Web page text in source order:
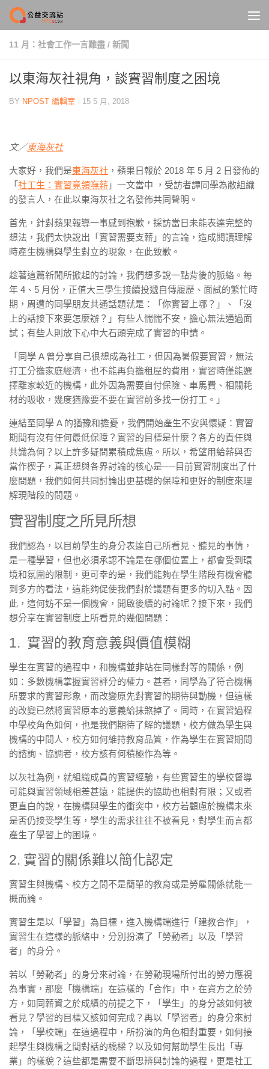
Skip to content
11 月：社會工作一言難盡 / 新聞
以東海灰社視角，談實習制度之困境
BY NPOST 編輯室 · 15 5 月, 2018
文／東海灰社
大家好，我們是東海灰社 ，蘋果日報於 2018 年 5 月 2 日發佈的
「 社工生：實習竟領嘸薪 」一文當中 ，受訪者譚同學為敝組織
的發言人，在此以東海灰社之名發佈共同聲明。
首先，針對蘋果報導一事感到抱歉，採訪當日未能表達完整的
想法，我們太快說出「實習需要支薪」的言論，造成閱讀理解
時產生機構與學生對立的現象，在此致歉。
趁著這篇新聞所掀起的討論，我們想多說一點背後的脈絡。每
年 4、5 月份，正值大三學生接續投遞自傳履歷、面試的繁忙時
期，周遭的同學朋友共通話題就是：「你實習上哪？」、「沒
上的話接下來要怎麼辦？」有些人惴惴不安，擔心無法通過面
試；有些人則放下心中大石頭完成了實習的申請。
「同學 A 曾分享自己很想成為社工，但因為暑假要實習，無法
打工分擔家庭經濟，也不能再負擔租屋的費用，實習時僅能選
擇離家較近的機構，此外因為需要自付保險、車馬費、相關耗
材的吸收，幾度猶豫要不要在實習前多找一份打工。」
連結至同學 A 的猶豫和擔憂，我們開始產生不安與懷疑：實習
期間有沒有任何最低保障？實習的目標是什麼？各方的責任與
共識為何？以上許多疑問累積成焦慮。所以，希望用給薪與否
當作楔子，真正想與各界討論的核心是──目前實習制度出了什
麼問題，我們如何共同討論出更基礎的保障和更好的制度來理
解現階段的問題。
實習制度之所見所想
我們認為，以目前學生的身分表達自己所看見、聽見的事情，
是一種學習，但也必須承認不論是在哪個位置上，都會受到環
境和氛圍的限制，更可幸的是，我們能夠在學生階段有機會聽
到多方的看法，這能夠促使我們對於議題有更多的切入點。因
此，這何妨不是一個機會，開啟後續的討論呢？接下來，我們
想分享在實習制度上所看見的幾個問題：
1. 實習的教育意義與價值模糊
學生在實習的過程中，和機構並非站在同樣對等的關係，例
如：多數機構掌握實習評分的權力。甚者，同學為了符合機構
所要求的實習形象，而改變原先對實習的期待與動機，但這樣
的改變已然將實習原本的意義給抹煞掉了。同時，在實習過程
中學校角色如何，也是我們期待了解的議題，校方做為學生與
機構的中間人，校方如何維持教育品質，作為學生在實習期間
的諮詢、協調者，校方該有何積極作為等。
以灰社為例，就組織成員的實習經驗，有些實習生的學校督導
可能與實習領域相差甚遠，能提供的協助也相對有限；又或者
更直白的說，在機構與學生的衝突中，校方若顧慮於機構未來
是否仍接受學生等，學生的需求往往不被看見，對學生而言都
產生了學習上的困境。
2. 實習的關係難以簡化認定
實習生與機構、校方之間不是簡單的教育或是勞雇關係就能一
概而論。
實習生是以「學習」為目標，進入機構端進行「建教合作」，
實習生在這樣的脈絡中，分別扮演了「勞動者」以及「學習
者」的身分。
若以「勞動者」的身分來討論，在勞動現場所付出的勞力應視
為事實，那麼「機構端」在這樣的「合作」中，在資方之於勞
方，如同薪資之於成績的前提之下，「學生」的身分該如何被
看見？學習的目標又該如何完成？ 再以「學習者」的身分來討
論，「學校端」在這過程中，所扮演的角色相對重要，如何接
起學生與機構之間對話的橋樑？以及如何幫助學生長出「專
業」的樣貌？這些都是需要不斷思辨與討論的過程，更是社工